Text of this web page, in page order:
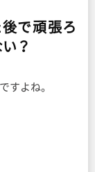
で頑張ろ
？
すよね。